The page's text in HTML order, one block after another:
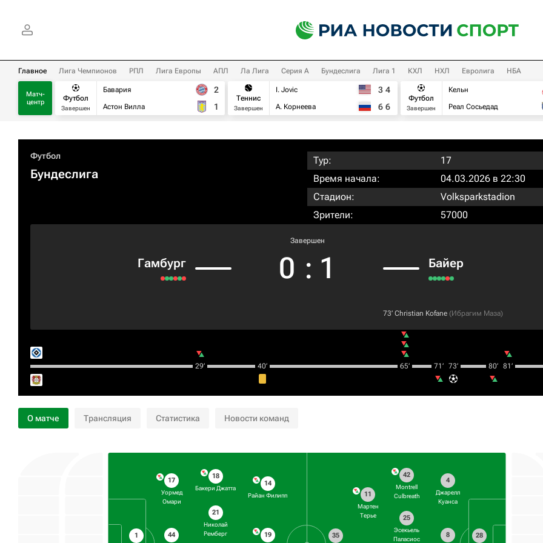
Главное Лига Чемпионов РПЛ Лига Европы АПЛ Ла Лига Серия А Бундеслига Лига 1 КХЛ НХЛ Евролига НБА
Матч-
центр
Футбол
Завершен
Бавария
Астон Вилла
2
1
Теннис
Завершен
I. Jovic
А. Корнеева
3 4
6 6
Футбол
Завершен
Кельн
Реал Сосьедад
Футбол
Бундеслига
Тур:
17
Время начала:
04.03.2026 в 22:30
Стадион:
Volksparkstadion
Зрители:
57000
Гамбург
Завершен
0 : 1 Байер
73‎’‎ Christian Kofane (Ибрагим Маза)
29‎’‎ 40‎’‎ 65‎’‎ 71‎’‎ 73‎’‎ 80‎’‎ 81‎’‎
О матче Трансляция Статистика Новости команд
1
17
Уормед
Омари
44
18
Бакери Джатта
21
Николай
Ремберг
14
Райан Филипп
19 28
4
Джарелл
Куанса
8
42
Montrell
Culbreath
25
Эсекьель
Паласиос
11
Мартен
Терье
35